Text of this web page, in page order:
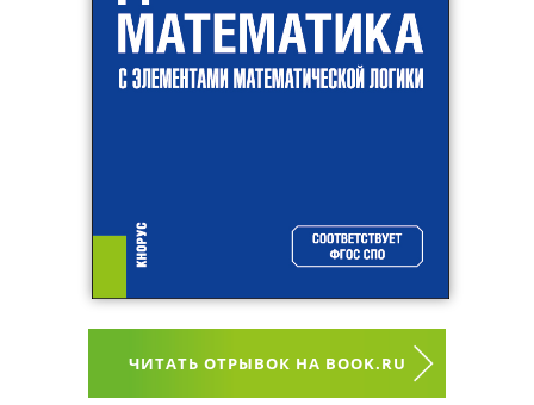
ЧИТАТЬ ОТРЫВОК НА BOOK.RU